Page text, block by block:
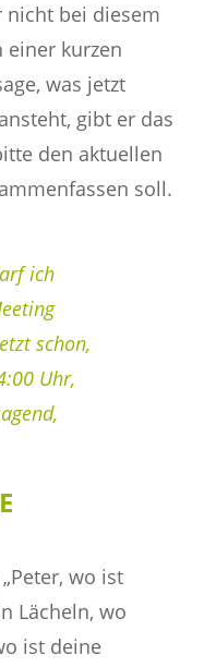
nicht bei diesem
einer kurzen
was jetzt
gibt er das
den aktuellen
soll.
ich
schon,
Uhr,
wo ist
Lächeln, wo
ist deine